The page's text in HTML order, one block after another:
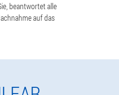
beantwortet alle
auf das